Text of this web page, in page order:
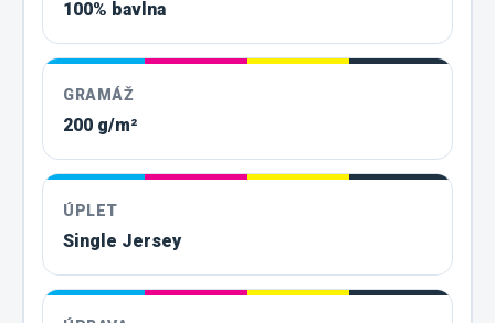
100% bavlna
GRAMÁŽ
200 g/m²
ÚPLET
Single Jersey